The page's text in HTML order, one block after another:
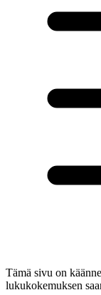
Tämä sivu on
lukukokemuksen